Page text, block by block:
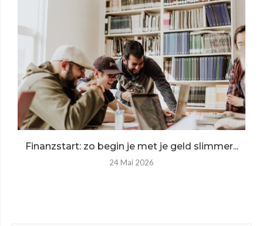
Finanzstart: zo begin je met je geld slimmer...
24 Mai 2026